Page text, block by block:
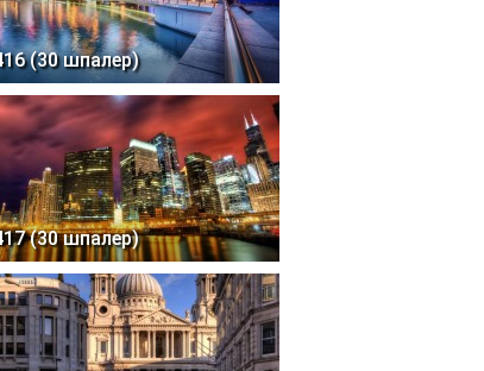
(30 шпалер)
(30 шпалер)